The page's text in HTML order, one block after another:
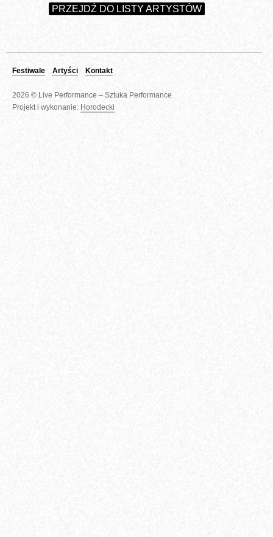
PRZEJDŹ DO LISTY ARTYSTÓW
Festiwale Artyści Kontakt
2026 © Live Performance – Sztuka Performance
Projekt i wykonanie: Horodecki